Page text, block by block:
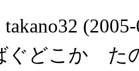
takano32
ぐどこか た